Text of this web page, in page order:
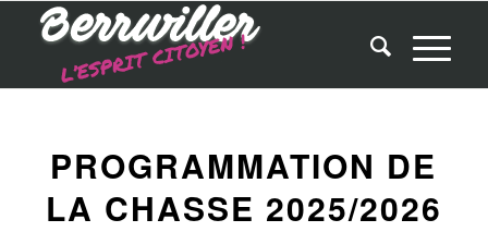
PROGRAMMATION DE
LA CHASSE 2025/2026